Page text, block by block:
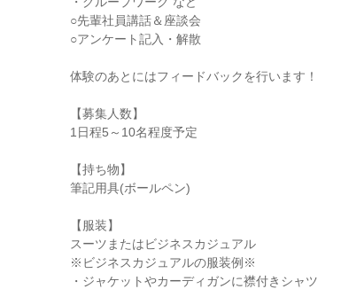
○先輩社員講話＆座談会
○アンケート記入・解散
体験のあとにはフィードバックを行います！
【募集人数】
1日程5～10名程度予定
【持ち物】
筆記用具(ボールペン)
【服装】
スーツまたはビジネスカジュアル
※ビジネスカジュアルの服装例※
・ジャケットやカーディガンに襟付きシャツ